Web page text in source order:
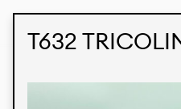
T632
Produtos